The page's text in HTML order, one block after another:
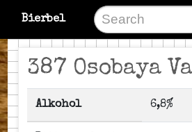
Bierbel
387 Osobaya
Alkohol 6,8%